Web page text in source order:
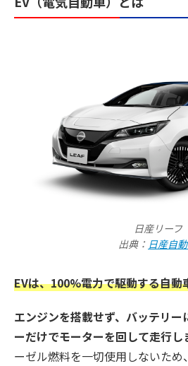
日産リーフ
出典： 日産自
EVは、100%電力で駆動する自動
エンジンを搭載せず、バッテリー
ーだけでモーターを回して走行し
ーゼル燃料を一切使用しないた